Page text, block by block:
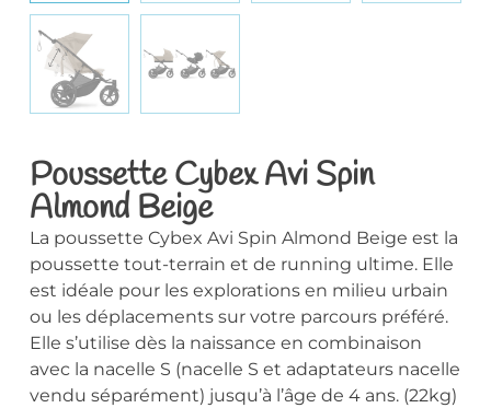
Poussette Cybex Avi Spin
Almond Beige
La poussette Cybex Avi Spin Almond Beige est la
poussette tout-terrain et de running ultime. Elle
est idéale pour les explorations en milieu urbain
ou les déplacements sur votre parcours préféré.
Elle s’utilise dès la naissance en combinaison
avec la nacelle S (nacelle S et adaptateurs nacelle
vendu séparément) jusqu’à l’âge de 4 ans. (22kg)